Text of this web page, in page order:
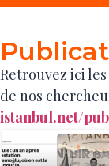
Retrouvez ici
de nos
istanbul.net/